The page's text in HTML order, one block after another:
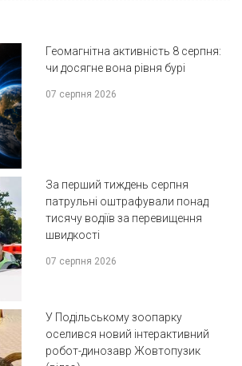
Геомагнітна активність 8 серпня:
чи досягне вона рівня бурі
07 серпня 2026
За перший тиждень серпня
патрульні оштрафували понад
тисячу водіїв за перевищення
швидкості
07 серпня 2026
У Подільському зоопарку
оселився новий інтерактивний
робот-динозавр Жовтопузик